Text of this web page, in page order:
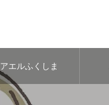
アエルふくしま